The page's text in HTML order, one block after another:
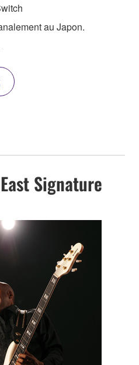
au Japon.
Signature